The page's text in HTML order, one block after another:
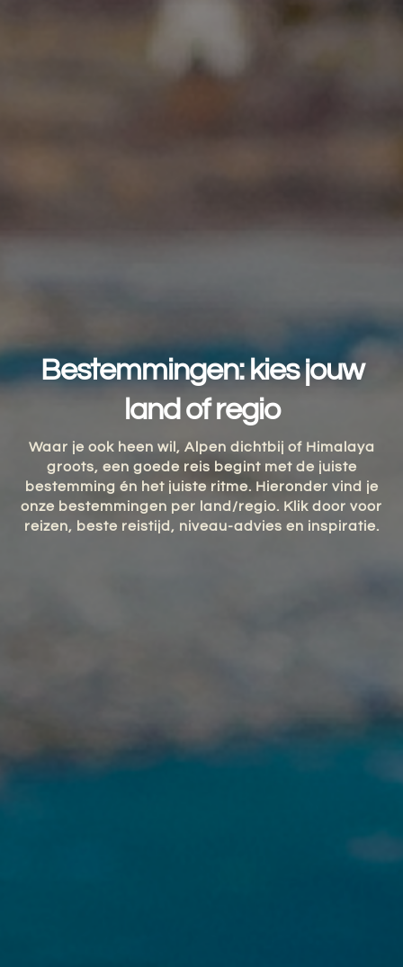
Bestemmingen: kies jouw
land of regio
Waar je ook heen wil, Alpen dichtbij of Himalaya
groots, een goede reis begint met de juiste
bestemming én het juiste ritme. Hieronder vind je
onze bestemmingen per land/regio. Klik door voor
reizen, beste reistijd, niveau-advies en inspiratie.